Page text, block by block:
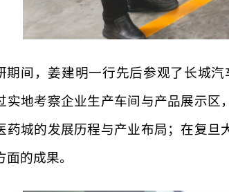
期间，姜建明一行先后参观了长城
实地考察企业生产车间与产品展示
药城的发展历程与产业布局；在复
面的成果。